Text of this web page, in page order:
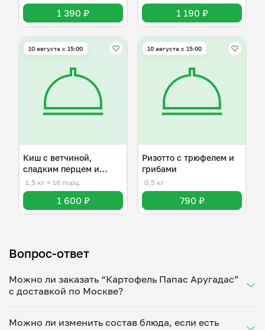
1 390 ₽ 1 190 ₽
10 августа с 15:00
Киш с ветчиной,
сладким перцем и
сыром
1,5 кг ≈ 16 порц.
1 600 ₽
10 августа с 15:00
Ризотто с трюфелем и
грибами
0,5 кг
790 ₽
Вопрос-ответ
Можно ли заказать “Картофель Папас Аругадас”
с доставкой по Москве?
Укажите удобное время — и получите свежее
Можно ли изменить состав блюда, если есть